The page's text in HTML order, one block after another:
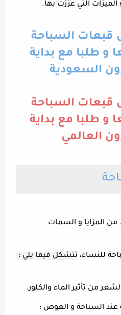
التي عززت بها.
قبعات السباحة
و طلبا مع بداية
السعودية
قبعات السباحة
و طلبا مع بداية
العالمي
من المزايا و السمات
للنساء، تتشكل فيما يلي :
عند السباحة و الغوص :